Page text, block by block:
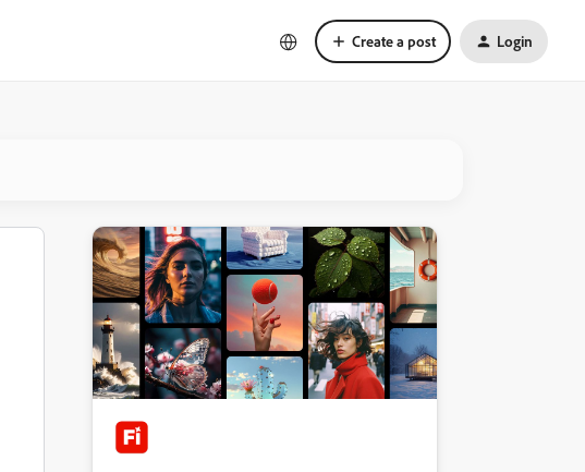
Create a post Login